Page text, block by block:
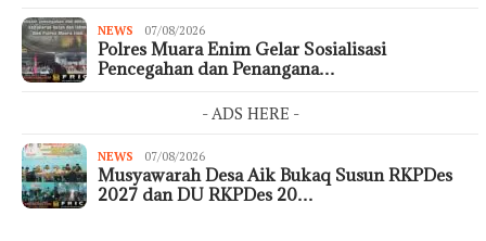
NEWS 07/08/2026
Polres Muara Enim Gelar Sosialisasi
Pencegahan dan Penangana…
- ADS HERE -
NEWS 07/08/2026
Musyawarah Desa Aik Bukaq Susun RKPDes
2027 dan DU RKPDes 20…